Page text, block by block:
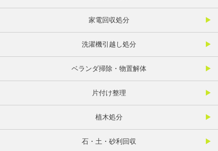
家電回収処分
洗濯機引越し処分
ベランダ掃除・物置解体
片付け整理
植木処分
石・土・砂利回収